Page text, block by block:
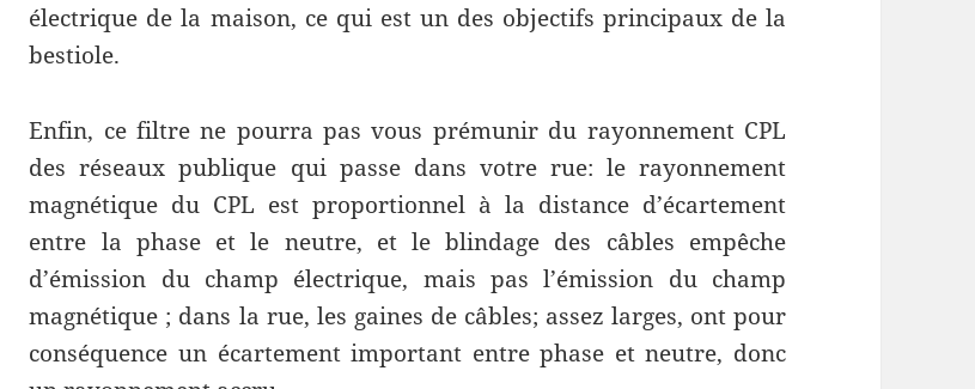
électrique de la maison, ce qui est un des objectifs principaux de la
bestiole.
Enfin, ce filtre ne pourra pas vous prémunir du rayonnement CPL
des réseaux publique qui passe dans votre rue: le rayonnement
magnétique du CPL est proportionnel à la distance d’écartement
entre la phase et le neutre, et le blindage des câbles empêche
d’émission du champ électrique, mais pas l’émission du champ
magnétique ; dans la rue, les gaines de câbles; assez larges, ont pour
conséquence un écartement important entre phase et neutre, donc